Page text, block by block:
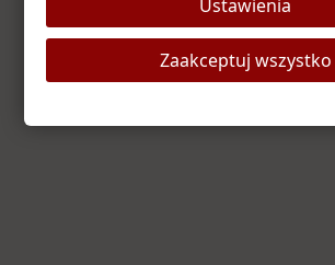
Odśwież stronę
Ustawienia
Zaakceptuj wszystko